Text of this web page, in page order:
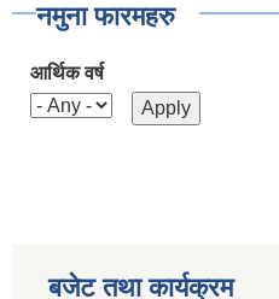
नमुना फारमहरु
आर्थिक वर्ष
बजेट तथा कार्यक्रम